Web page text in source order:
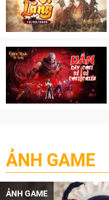
ẢNH GAME
ẢNH GAME